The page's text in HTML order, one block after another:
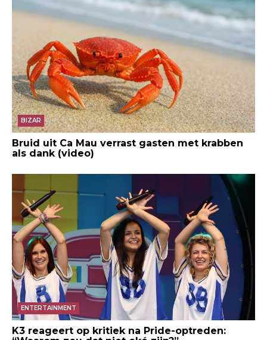
BIZAR
Bruid uit Ca Mau verrast gasten met krabben
als dank (video)
ENTERTAINMENT
K3 reageert op kritiek na Pride-optreden: